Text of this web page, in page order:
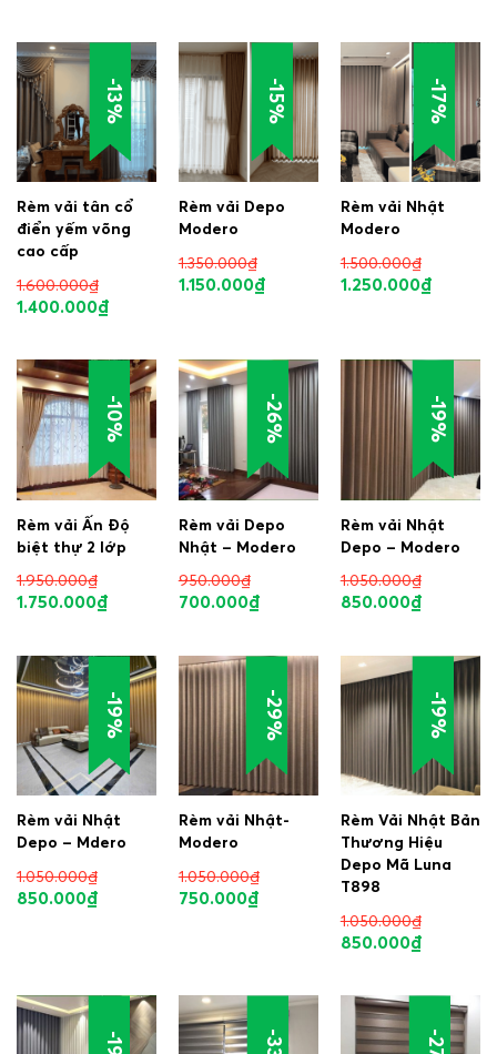
-13%
Rèm vải tân cổ
điển yếm võng
cao cấp
1.600.000₫
1.400.000₫
-15%
Rèm vải Depo
Modero
1.350.000₫
1.150.000₫
-17%
Rèm vải Nhật
Modero
1.500.000₫
1.250.000₫
-10%
Rèm vải Ấn Độ
biệt thự 2 lớp
1.950.000₫
1.750.000₫
-26%
Rèm vải Depo
Nhật – Modero
950.000₫
700.000₫
-19%
Rèm vải Nhật
Depo – Modero
1.050.000₫
850.000₫
-19%
Rèm vải Nhật
Depo – Mdero
1.050.000₫
850.000₫
-29%
Rèm vải Nhật-
Modero
1.050.000₫
750.000₫
-19%
Rèm Vải Nhật Bản
Thương Hiệu
Depo Mã Luna
T898
1.050.000₫
850.000₫